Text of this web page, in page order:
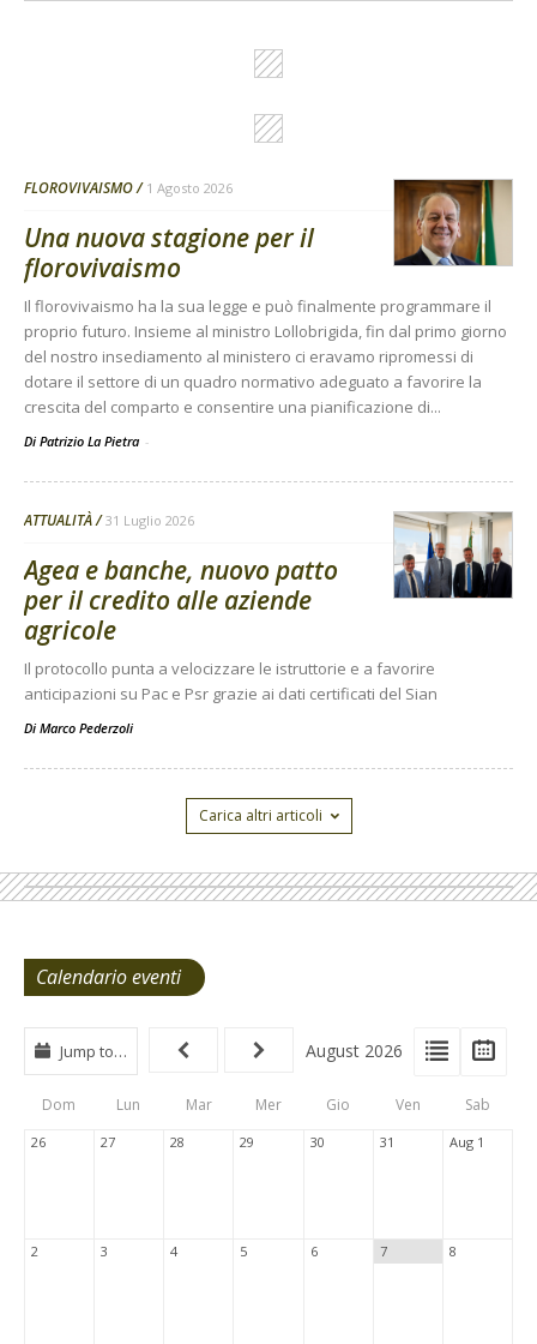
FLOROVIVAISMO 1 Agosto 2026
Una nuova stagione per il
florovivaismo
Il florovivaismo ha la sua legge e può finalmente programmare il
proprio futuro. Insieme al ministro Lollobrigida, fin dal primo giorno
del nostro insediamento al ministero ci eravamo ripromessi di
dotare il settore di un quadro normativo adeguato a favorire la
crescita del comparto e consentire una pianificazione di...
Di Patrizio La Pietra -
ATTUALITÀ 31 Luglio 2026
Agea e banche, nuovo patto
per il credito alle aziende
agricole
Il protocollo punta a velocizzare le istruttorie e a favorire
anticipazioni su Pac e Psr grazie ai dati certificati del Sian
Di Marco Pederzoli
Carica altri articoli
Calendario eventi
View
Type
Tabs
View
List
Jump to… August 2026
Dom Lun Mar Mer Gio Ven Sab
26 27 28 29 30 31 Aug 1
2 3 4 5 6 7 8